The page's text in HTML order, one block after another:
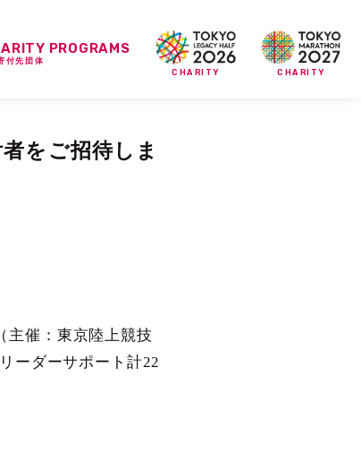
PROGRAMS
付先団体
CHARITY CHARITY
をご招待しま
主催：東京陸上競技
ーダーサポート計22